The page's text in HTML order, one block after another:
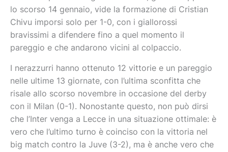
lo scorso 14 gennaio, vide la formazione di Cristian
Chivu imporsi solo per 1-0, con i giallorossi
bravissimi a difendere fino a quel momento il
pareggio e che andarono vicini al colpaccio.
I nerazzurri hanno ottenuto 12 vittorie e un pareggio
nelle ultime 13 giornate, con l’ultima sconfitta che
risale allo scorso novembre in occasione del derby
con il Milan (0-1). Nonostante questo, non può dirsi
che l’Inter venga a Lecce in una situazione ottimale: è
vero che l’ultimo turno è coinciso con la vittoria nel
big match contro la Juve (3-2), ma è anche vero che